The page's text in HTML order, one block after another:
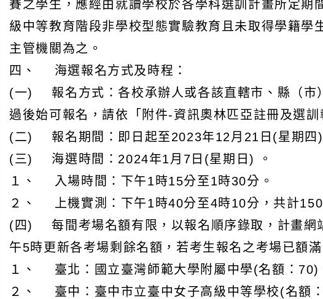
賽之學生，應經由就讀學校於各學科選訓計畫所定期
級中等教育階段非學校型態實驗教育且未取得學籍學
主管機關為之。
四、 海選報名方式及時程：
(一) 報名方式：各校承辦人或各該直轄市、縣（市
過後始可報名，請依「附件-資訊奧林匹亞註冊及選訓
(二) 報名期間：即日起至2023年12月21日(星期四
(三) 海選時間：2024年1月7日(星期日) 。
１、 入場時間：下午1時15分至1時30分。
２、 上機實測：下午1時40分至4時10分，共計150
(四) 每間考場名額有限，以報名順序錄取，計畫網
午5時更新各考場剩餘名額，若考生報名之考場已額
１、 臺北：國立臺灣師範大學附屬中學(名額：70)
２、 臺中：臺中市立臺中女子高級中等學校(名額